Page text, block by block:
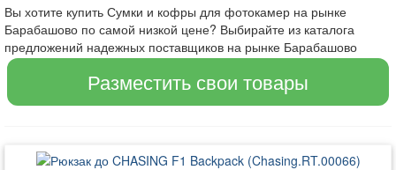
Вы хотите купить Сумки и кофры для фотокамер на рынке
Барабашово по самой низкой цене? Выбирайте из каталога
предложений надежных поставщиков на рынке Барабашово
Разместить свои товары